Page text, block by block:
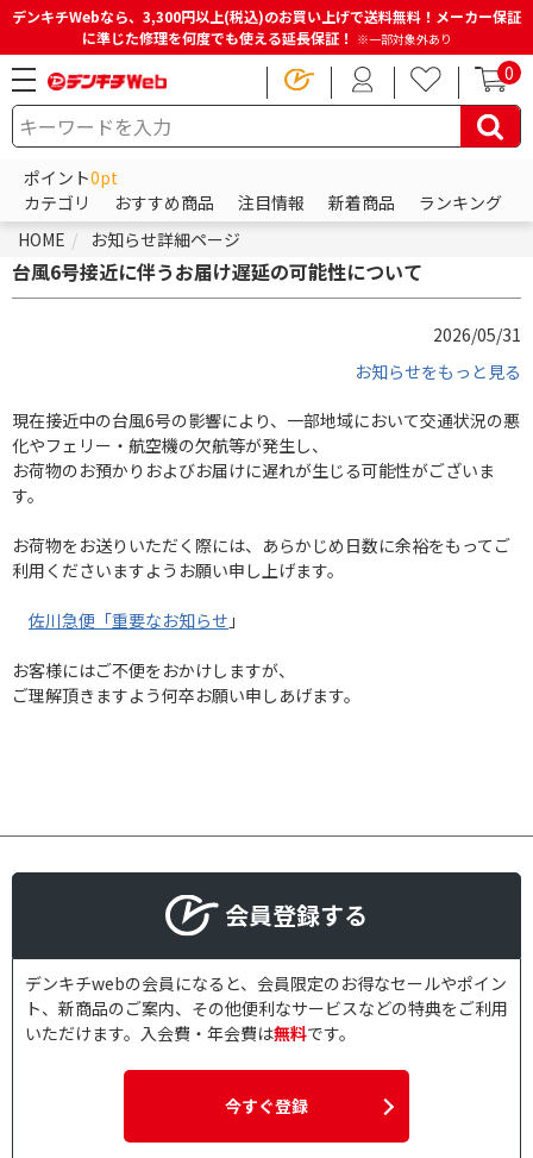
デンキチWebなら、3,300円以上(税込)のお買い上げで送料無料！メーカー保証
に準じた修理を何度でも使える延長保証！ ※一部対象外あり
0
ポイント0pt
カテゴリ
おすすめ商品 注目情報 新着商品
ランキング
HOME
お知らせ詳細ページ
台風6号接近に伴うお届け遅延の可能性について
2026/05/31
お知らせをもっと見る
現在接近中の台風6号の影響により、一部地域において交通状況の悪
化やフェリー・航空機の欠航等が発生し、
お荷物のお預かりおよびお届けに遅れが生じる可能性がございま
す。
お荷物をお送りいただく際には、あらかじめ日数に余裕をもってご
利用くださいますようお願い申し上げます。
佐川急便「重要なお知らせ 」
お客様にはご不便をおかけしますが、
ご理解頂きますよう何卒お願い申しあげます。
会員登録する
デンキチwebの会員になると、会員限定のお得なセールやポイン
ト、新商品のご案内、その他便利なサービスなどの特典をご利用
いただけます。入会費・年会費は無料です。
今すぐ登録